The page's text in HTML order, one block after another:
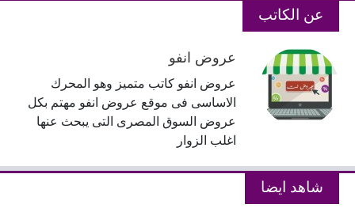
عن الكاتب
عروض انفو
عروض انفو كاتب متميز وهو المحرك
الاساسى فى موقع عروض انفو مهتم بكل
عروض السوق المصرى التى يبحث عنها
اغلب الزوار
شاهد ايضا